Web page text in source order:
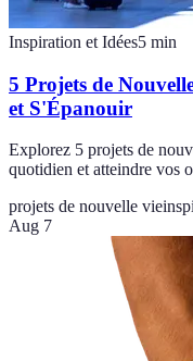
Inspiration et Idées5 min
5 Projets de
et S'Épanouir
Explorez 5 projets de
quotidien et atteindre vos
projets de nouvelle vie
Aug 7